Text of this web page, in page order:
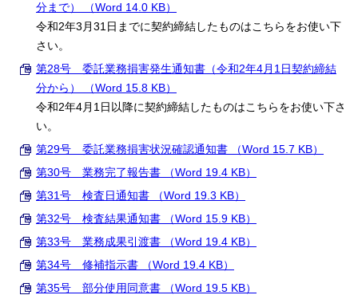
分まで） （Word 14.0 KB）
令和2年3月31日までに契約締結したものはこちらをお使い下
さい。
第28号 委託業務損害発生通知書（令和2年4月1日契約締結
分から） （Word 15.8 KB）
令和2年4月1日以降に契約締結したものはこちらをお使い下さ
い。
第29号 委託業務損害状況確認通知書 （Word 15.7 KB）
第30号 業務完了報告書 （Word 19.4 KB）
第31号 検査日通知書 （Word 19.3 KB）
第32号 検査結果通知書 （Word 15.9 KB）
第33号 業務成果引渡書 （Word 19.4 KB）
第34号 修補指示書 （Word 19.4 KB）
第35号 部分使用同意書 （Word 19.5 KB）